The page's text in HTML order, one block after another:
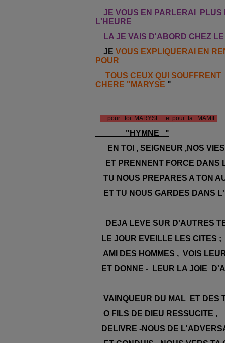
JE VOUS EN PARLERAI PLUS
L'HEURE
LA JE VAIS D'ABORD CHEZ LE
JE VOUS EXPLIQUERAI EN
POUR
TOUS CEUX QUI SOUFFRENT
CHERE "MARYSE "
pour toi MARYSE et pour ta MAMIE
"HYMNE "
EN TOI , SEIGNEUR ,NOS
ET PRENNENT FORCE DANS
TU NOUS PREPARES A TON
ET TU NOUS GARDES DANS
DEJA LEVE SUR D'AUTRES
LE JOUR EVEILLE LES CITES ;
AMI DES HOMMES , VOIS
ET DONNE - LEUR LA JOIE
VAINQUEUR DU MAL ET DES
O FILS DE DIEU RESSUCITE ,
DELIVRE -NOUS DE